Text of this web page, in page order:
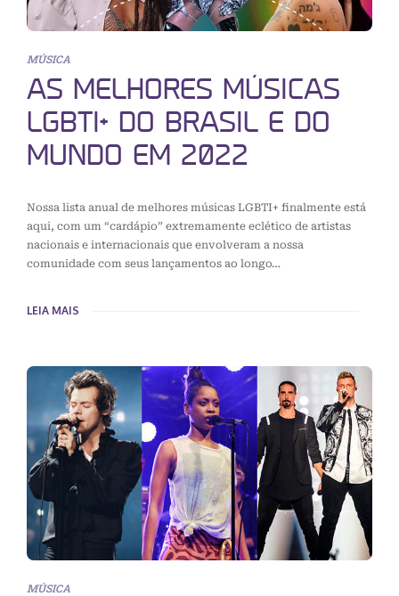
MÚSICA
AS MELHORES MÚSICAS
LGBTI+ DO BRASIL E DO
MUNDO EM 2022
Nossa lista anual de melhores músicas LGBTI+ finalmente está
aqui, com um “cardápio” extremamente eclético de artistas
nacionais e internacionais que envolveram a nossa
comunidade com seus lançamentos ao longo…
LEIA MAIS
MÚSICA